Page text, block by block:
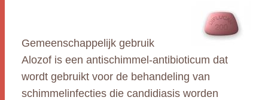
Gemeenschappelijk gebruik
Alozof is een antischimmel-antibioticum dat
wordt gebruikt voor de behandeling van
schimmelinfecties die candidiasis worden